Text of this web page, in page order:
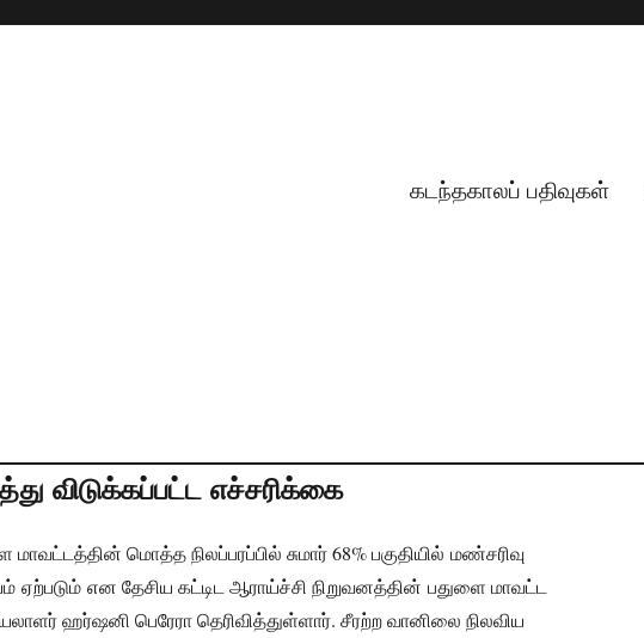
கடந்தகாலப் பதிவுகள்
விடுக்கப்பட்ட எச்சரிக்கை
மாவட்டத்தின் மொத்த நிலப்பரப்பில் சுமார் 68% பகுதியில் மண்சரிவு
ஏற்படும் என தேசிய கட்டிட ஆராய்ச்சி நிறுவனத்தின் பதுளை மாவட்ட
ஹர்ஷனி பெரேரா தெரிவித்துள்ளார். சீரற்ற வானிலை நிலவிய